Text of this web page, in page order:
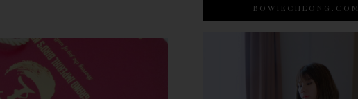
BOWIECHEONG.COM